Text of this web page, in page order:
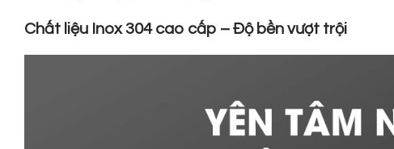
Chất liệu Inox 304 cao cấp – Độ bền vượt trội